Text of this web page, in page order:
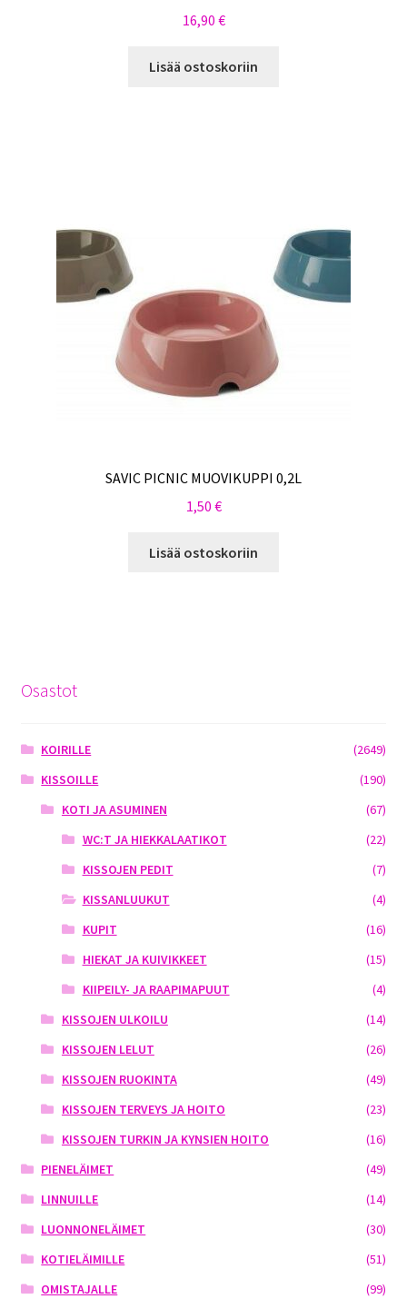
16,90 €
Lisää ostoskoriin
SAVIC PICNIC MUOVIKUPPI 0,2L
1,50 €
Lisää ostoskoriin
Osastot
KOIRILLE
(2649)
KISSOILLE
(190)
KOTI JA ASUMINEN
(67)
WC:T JA HIEKKALAATIKOT
(22)
KISSOJEN PEDIT
(7)
KISSANLUUKUT
(4)
KUPIT
(16)
HIEKAT JA KUIVIKKEET
(15)
KIIPEILY- JA RAAPIMAPUUT
(4)
KISSOJEN ULKOILU
(14)
KISSOJEN LELUT
(26)
KISSOJEN RUOKINTA
(49)
KISSOJEN TERVEYS JA HOITO
(23)
KISSOJEN TURKIN JA KYNSIEN HOITO
(16)
PIENELÄIMET
(49)
LINNUILLE
(14)
LUONNONELÄIMET
(30)
KOTIELÄIMILLE
(51)
OMISTAJALLE
(99)